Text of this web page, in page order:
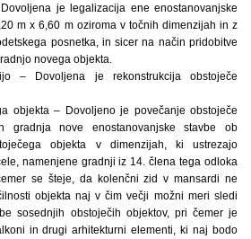
je legalizacija ene enostanovanjske
m x 6,60 m oziroma v točnih dimenzijah in z
posnetka, in sicer na način pridobitve
novega objekta.
– Dovoljena je rekonstrukcija obstoječe
objekta – Dovoljeno je povečanje obstoječe
gradnja nove enostanovanjske stavbe ob
objekta v dimenzijah, ki ustrezajo
namenjene gradnji iz 14. člena tega odloka
se šteje, da kolenčni zid v mansardi ne
objekta naj v čim večji možni meri sledi
sosednjih obstoječih objektov, pri čemer je
in drugi arhitekturni elementi, ki naj bodo